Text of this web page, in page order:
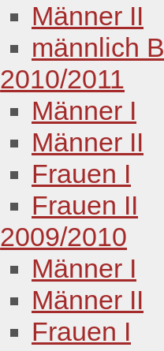
Männer II
männlich B
2010/2011
Männer I
Männer II
Frauen I
Frauen II
2009/2010
Männer I
Männer II
Frauen I